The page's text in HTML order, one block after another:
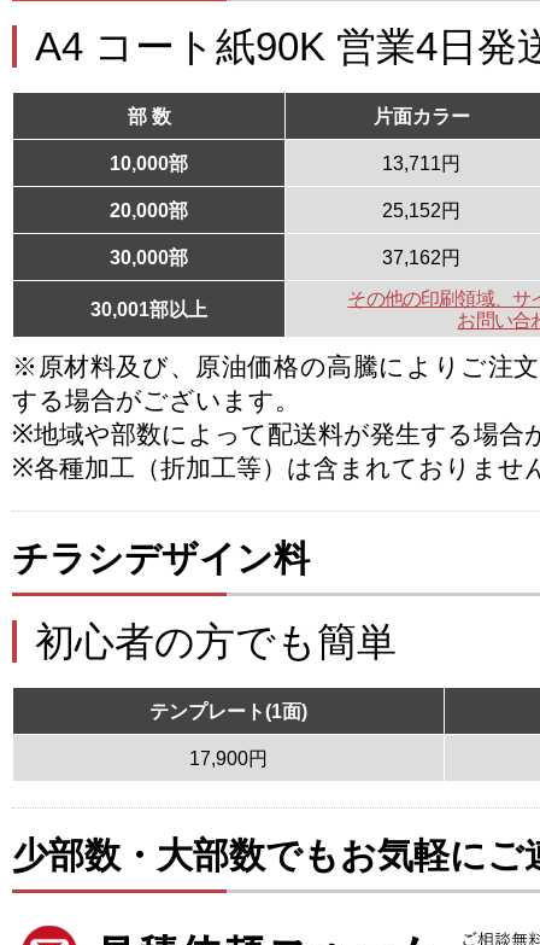
A4 コート紙90K 営業4日発
部 数 片面カラー
10,000部 13,711円
20,000部 25,152円
30,000部 37,162円
30,001部以上
その他の印刷領域、サ
お問い合
※原材料及び、原油価格の高騰によりご注
する場合がございます。
※地域や部数によって配送料が発生する場合
※各種加工（折加工等）は含まれておりませ
チラシデザイン料
初心者の方でも簡単
テンプレート(1面)
17,900円
少部数・大部数でもお気軽にご